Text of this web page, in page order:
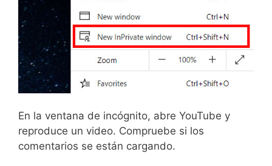
En la ventana de incógnito, abre YouTube y
reproduce un video. Compruebe si los
comentarios se están cargando.